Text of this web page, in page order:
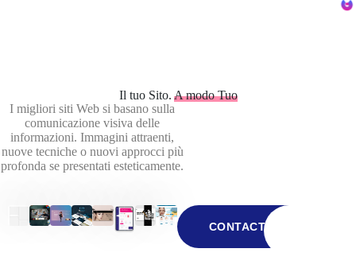
Il tuo Sito. A modo Tuo
I migliori siti Web si basano sulla
comunicazione visiva delle
informazioni. Immagini attraenti,
nuove tecniche o nuovi approcci più
profonda se presentati esteticamente.
CONTACT